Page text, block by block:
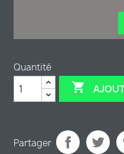
Quantité

Partager